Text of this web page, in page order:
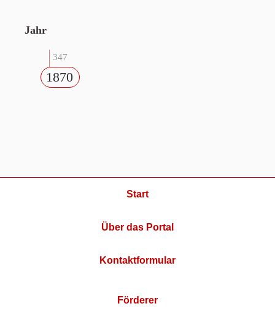
Jahr
347
1870
Start
Über das Portal
Kontaktformular
Förderer